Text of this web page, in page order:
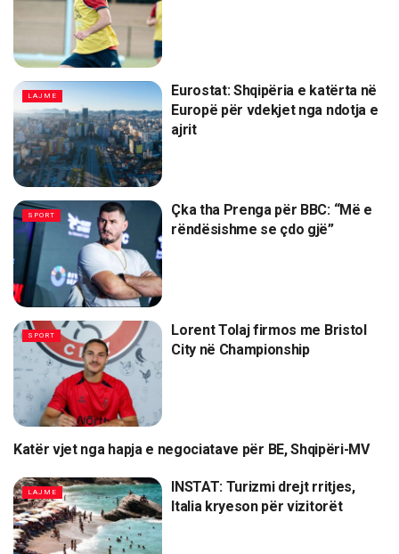
LAJME
Eurostat: Shqipëria e katërta në
Europë për vdekjet nga ndotja e
ajrit
SPORT
Çka tha Prenga për BBC: “Më e
rëndësishme se çdo gjë”
SPORT
Lorent Tolaj firmos me Bristol
City në Championship
LAJME
Katër vjet nga hapja e negociatave për BE, Shqipëri-MV
LAJME
INSTAT: Turizmi drejt rritjes,
Italia kryeson për vizitorët